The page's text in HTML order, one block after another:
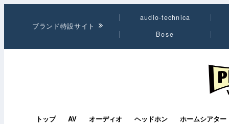
ブランド特設サイト
audio-technica
Bose
トップ AV オーディオ ヘッドホン ホームシアター